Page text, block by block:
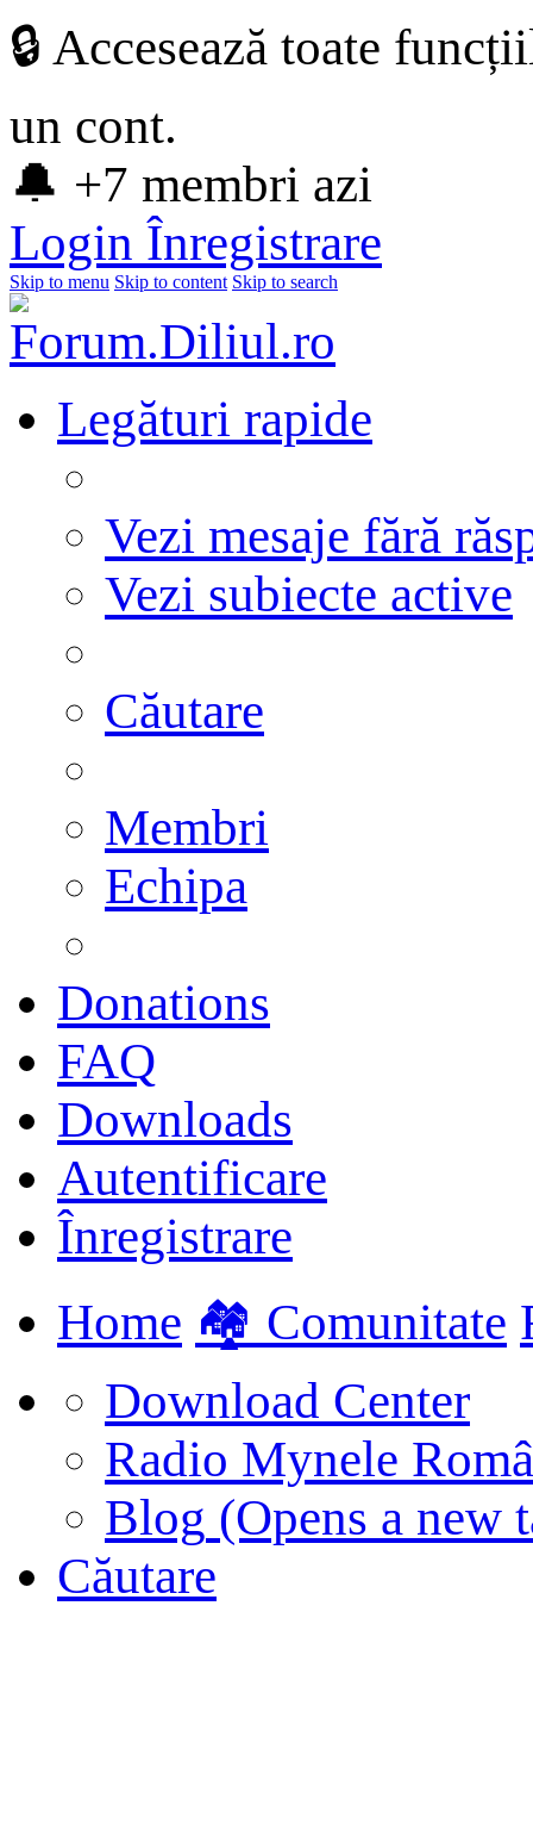
🔒 Accesează toate
un cont.
🔔 +7 membri azi
Login Înregistrare
Skip to menu Skip to content Skip to search
Legături rapide
Vezi mesaje fără
Vezi subiecte active
Căutare
Membri
Echipa
Donations
FAQ
Downloads
Autentificare
Înregistrare
Home 🏘️ Comunitate
Download Center
Radio Mynele
Blog (Opens a new
Căutare